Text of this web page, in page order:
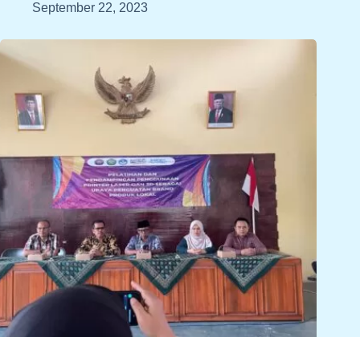
September 22, 2023